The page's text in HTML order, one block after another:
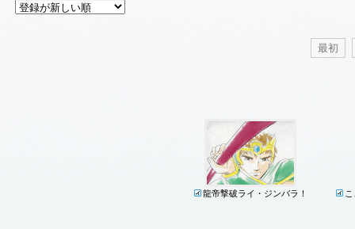
最初
龍帝撃破ライ・ジンバラ！